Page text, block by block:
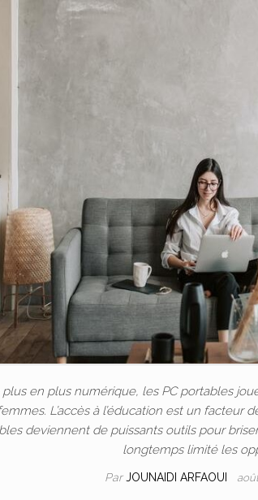
en plus numérique, les PC portables
L’accès à l’éducation est un facteur
deviennent de puissants outils pour
longtemps limité les
ParJOUNAIDI ARFAOUI